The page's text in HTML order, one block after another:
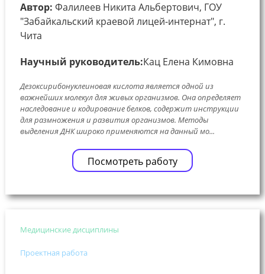
Автор: Фалилеев Никита Альбертович, ГОУ
"Забайкальский краевой лицей-интернат", г.
Чита
Научный руководитель:Кац Елена Кимовна
Дезоксирибонуклеиновая кислота является одной из
важнейших молекул для живых организмов. Она определяет
наследование и кодирование белков, содержит инструкции
для размножения и развития организмов. Методы
выделения ДНК широко применяются на данный мо...
Посмотреть работу
Медицинские дисциплины
Проектная работа